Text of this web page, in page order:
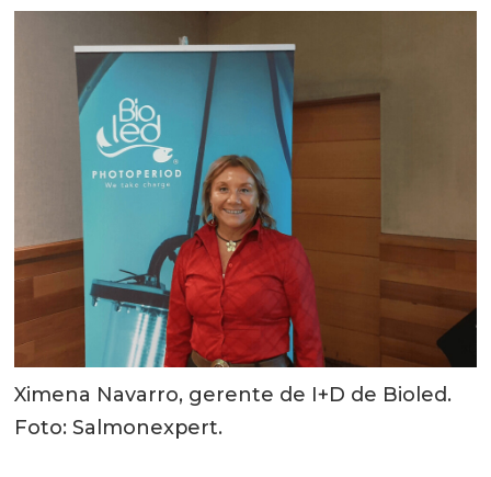
Ximena Navarro, gerente de I+D de Bioled.
Foto: Salmonexpert.